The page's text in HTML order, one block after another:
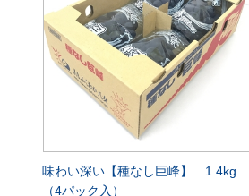
味わい深い【種なし巨峰】 1.4kg
（4パック入）